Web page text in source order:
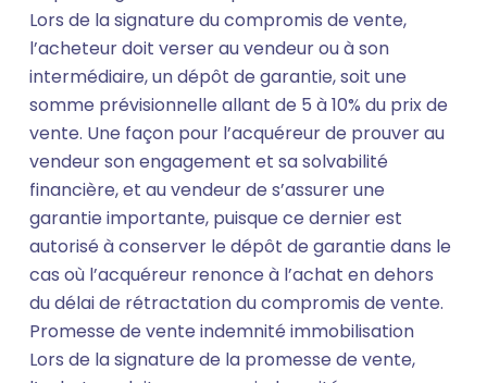
Lors de la signature du compromis de vente,
l’acheteur doit verser au vendeur ou à son
intermédiaire, un dépôt de garantie, soit une
somme prévisionnelle allant de 5 à 10% du prix de
vente. Une façon pour l’acquéreur de prouver au
vendeur son engagement et sa solvabilité
financière, et au vendeur de s’assurer une
garantie importante, puisque ce dernier est
autorisé à conserver le dépôt de garantie dans le
cas où l’acquéreur renonce à l’achat en dehors
du délai de rétractation du compromis de vente.
Promesse de vente indemnité immobilisation
Lors de la signature de la promesse de vente,